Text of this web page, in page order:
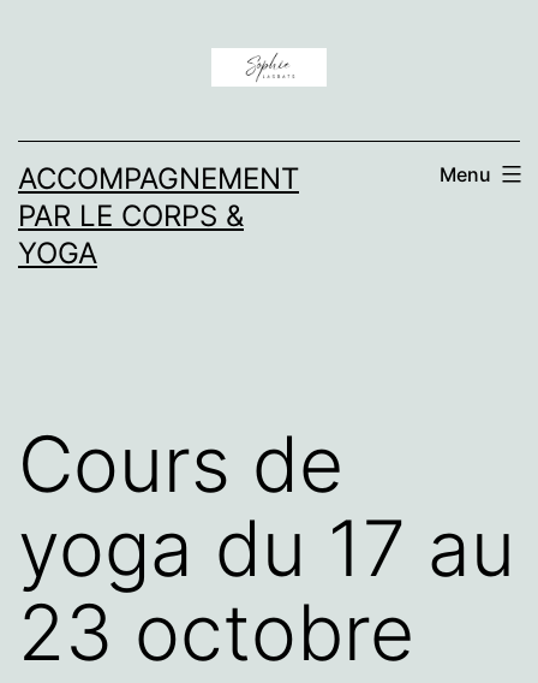
ACCOMPAGNEMENT
PAR LE CORPS &
YOGA
Menu
Cours de
yoga du 17 au
23 octobre